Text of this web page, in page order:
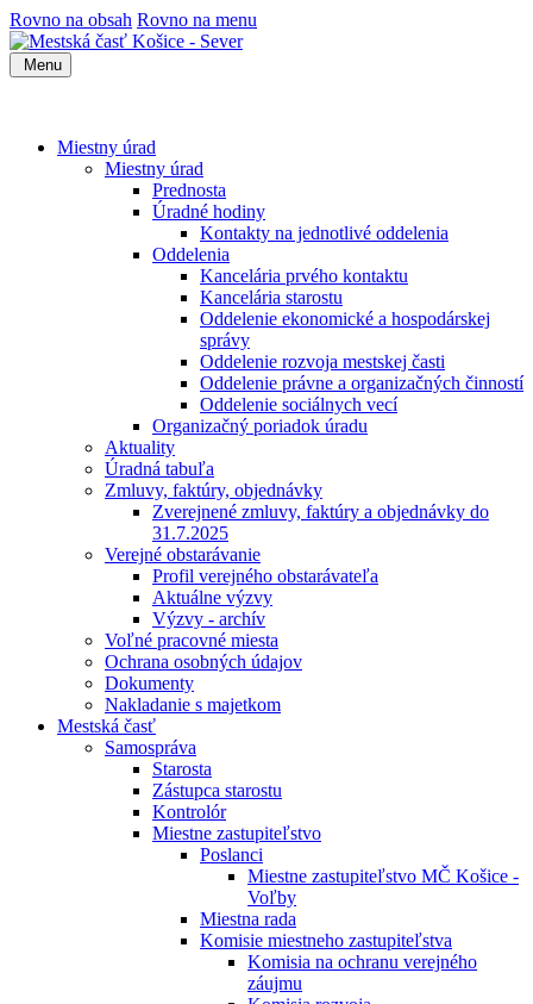
Rovno na obsah Rovno na menu
Menu
Miestny úrad
Miestny úrad
Prednosta
Úradné hodiny
Kontakty na jednotlivé oddelenia
Oddelenia
Kancelária prvého kontaktu
Kancelária starostu
Oddelenie ekonomické a hospodárskej
správy
Oddelenie rozvoja mestskej časti
Oddelenie právne a organizačných činností
Oddelenie sociálnych vecí
Organizačný poriadok úradu
Aktuality
Úradná tabuľa
Zmluvy, faktúry, objednávky
Zverejnené zmluvy, faktúry a objednávky do
31.7.2025
Verejné obstarávanie
Profil verejného obstarávateľa
Aktuálne výzvy
Výzvy - archív
Voľné pracovné miesta
Ochrana osobných údajov
Dokumenty
Nakladanie s majetkom
Mestská časť
Samospráva
Starosta
Zástupca starostu
Kontrolór
Miestne zastupiteľstvo
Poslanci
Miestne zastupiteľstvo MČ Košice -
Voľby
Miestna rada
Komisie miestneho zastupiteľstva
Komisia na ochranu verejného
záujmu